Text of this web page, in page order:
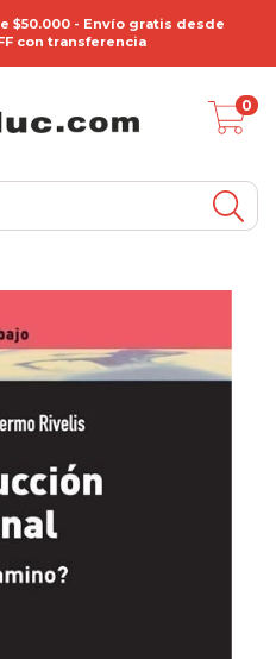
$50.000 - Envío gratis desde
con transferencia
0